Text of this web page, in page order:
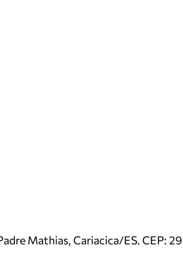
Mathias, Cariacica/ES. CEP: